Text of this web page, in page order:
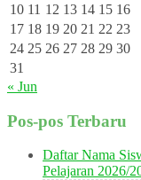
10 11 12 13 14 15 16
17 18 19 20 21 22 23
24 25 26 27 28 29 30
31
« Jun
Pos-pos Terbaru
Daftar Nama
Pelajaran 2026/